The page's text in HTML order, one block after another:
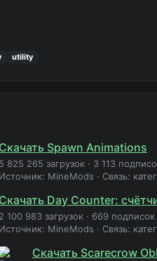
utility
Скачать Spawn Animations
5 825 265 загрузок · 3 113
Источник: MineMods · Связь:
Скачать Day Counter:
2 100 983 загрузок · 669 подписок
Источник: MineMods · Связь:
Скачать Scarecrow